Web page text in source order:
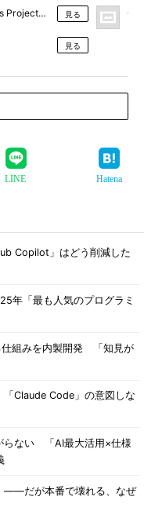
Project（Google Open Source
見る
見る
LINE Hatena
Copilot」はどう削減した
年「最も人気のプログラミ
仕組みを内製開発 「知見が
Claude Code」の意図しな
らない 「AI最大活用×仕様
――だが本番で壊れる、なぜ